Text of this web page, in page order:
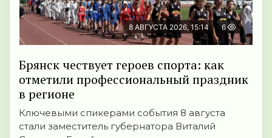
8 АВГУСТА 2026, 15:14 6
Брянск чествует героев спорта: как
отметили профессиональный праздник
в регионе
Ключевыми спикерами события 8 августа
стали заместитель губернатора Виталий